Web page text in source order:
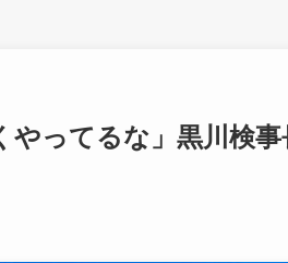
やってるな」黒川検